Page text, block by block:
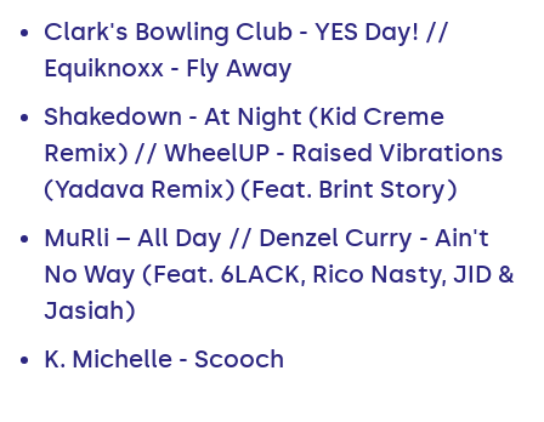
Clark's Bowling Club - YES Day! //
Equiknoxx - Fly Away
Shakedown - At Night (Kid Creme
Remix) // WheelUP - Raised Vibrations
(Yadava Remix) (Feat. Brint Story)
MuRli – All Day // Denzel Curry - Ain't
No Way (Feat. 6LACK, Rico Nasty, JID &
Jasiah)
K. Michelle - Scooch